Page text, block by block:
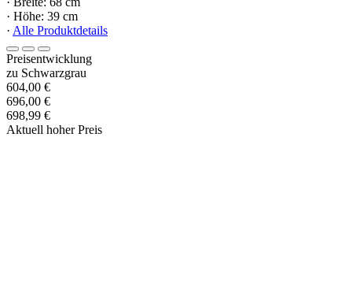
· Höhe: 39 cm
· Alle Produktdetails
Preisentwicklung
zu Schwarzgrau
604,00 €
696,00 €
698,99 €
Aktuell hoher Preis